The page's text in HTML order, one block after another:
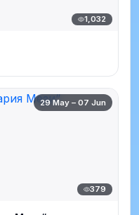
1,032
29 May – 07 Jun
379